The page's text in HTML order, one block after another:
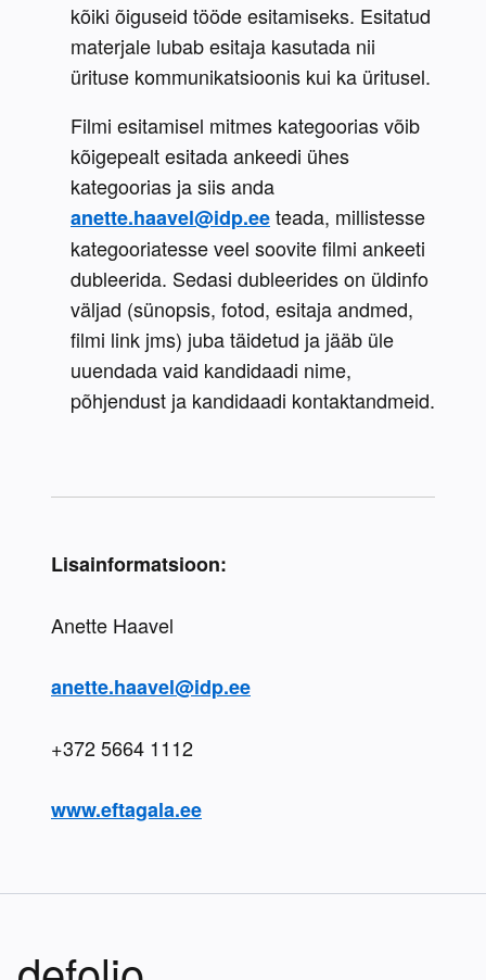
kõiki õiguseid tööde esitamiseks. Esitatud
materjale lubab esitaja kasutada nii
Filmi esitamisel mitmes kategoorias võib
kõigepealt esitada ankeedi ühes
anette.haavel@idp.ee teada, millistesse
kategooriatesse veel soovite filmi ankeeti
dubleerida. Sedasi dubleerides on üldinfo
väljad (sünopsis, fotod, esitaja andmed,
filmi link jms) juba täidetud ja jääb üle
uuendada vaid kandidaadi nime,
põhjendust ja kandidaadi kontaktandmeid.
Lisainformatsioon:
Anette Haavel
anette.haavel@idp.ee
+372 5664 1112
www.eftagala.ee